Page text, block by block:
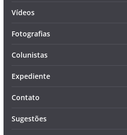
Vídeos
Fotografias
Colunistas
Expediente
Contato
Sugestões